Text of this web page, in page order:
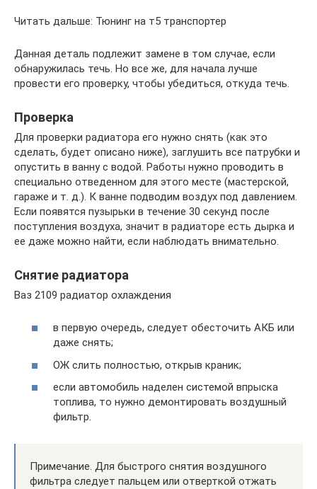
Читать дальше: Тюнинг на т5 транспортер
Данная деталь подлежит замене в том случае, если
обнаружилась течь. Но все же, для начала лучше
провести его проверку, чтобы убедиться, откуда течь.
Проверка
Для проверки радиатора его нужно снять (как это
сделать, будет описано ниже), заглушить все патрубки и
опустить в ванну с водой. Работы нужно проводить в
специально отведенном для этого месте (мастерской,
гараже и т. д.). К ванне подводим воздух под давлением.
Если появятся пузырьки в течение 30 секунд после
поступления воздуха, значит в радиаторе есть дырка и
ее даже можно найти, если наблюдать внимательно.
Снятие радиатора
Ваз 2109 радиатор охлаждения
в первую очередь, следует обесточить АКБ или
даже снять;
ОЖ слить полностью, открыв краник;
если автомобиль наделен системой впрыска
топлива, то нужно демонтировать воздушный
фильтр.
Примечание. Для быстрого снятия воздушного
фильтра следует пальцем или отверткой отжать